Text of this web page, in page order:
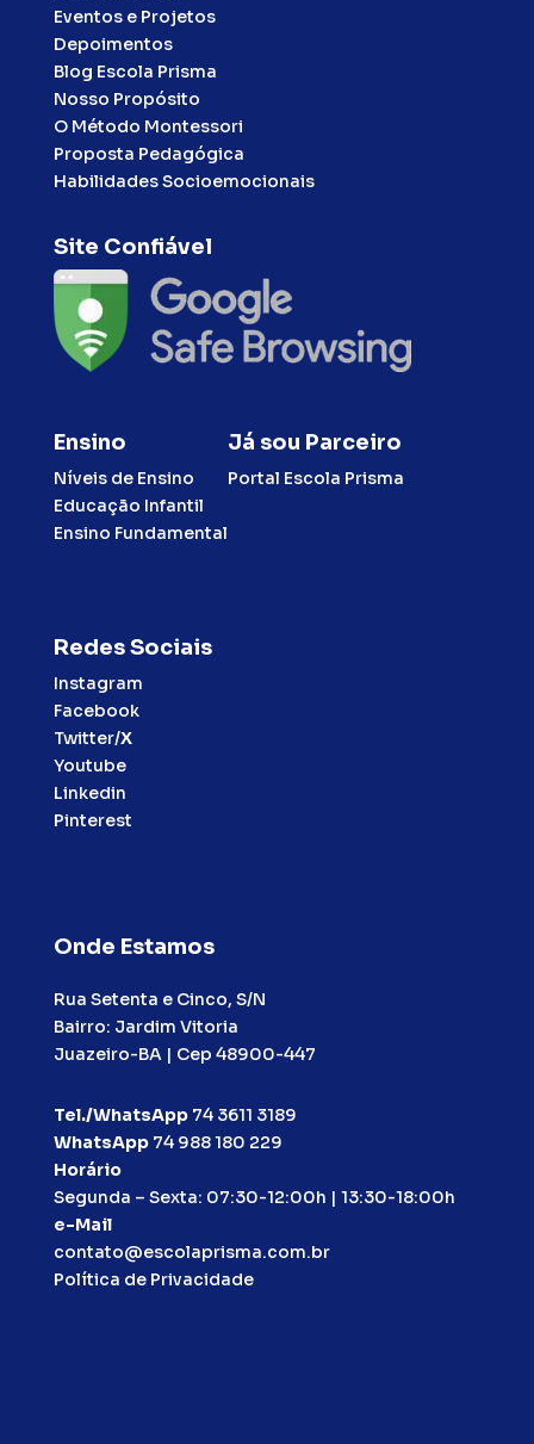
Eventos e Projetos
Depoimentos
Blog Escola Prisma
Nosso Propósito
O Método Montessori
Proposta Pedagógica
Habilidades Socioemocionais
Site Confiável
Ensino
Níveis de Ensino
Educação Infantil
Ensino Fundamental
Já sou Parceiro
Portal Escola Prisma
Redes Sociais
Instagram
Facebook
Twitter/X
Youtube
Linkedin
Pinterest
Onde Estamos
Rua Setenta e Cinco, S/N
Bairro: Jardim Vitoria
Juazeiro-BA | Cep 48900-447
Tel./WhatsApp 74 3611 3189
WhatsApp 74 988 180 229
Horário
Segunda – Sexta: 07:30-12:00h | 13:30-18:00h
e-Mail
contato@escolaprisma.com.br
Política de Privacidade